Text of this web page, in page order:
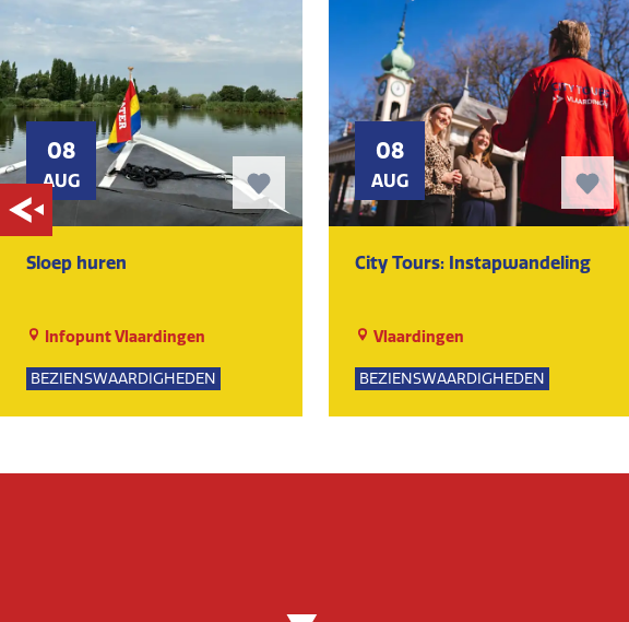
08
AUG
Sloep huren
Infopunt Vlaardingen
BEZIENSWAARDIGHEDEN
NATUUR
08
AUG
City Tours: Instapwandeling
Vlaardingen
BEZIENSWAARDIGHEDEN
SPORTIEF
GROEPSUITJES